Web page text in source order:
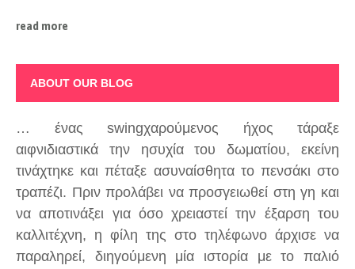
read more
ABOUT OUR BLOG
… ένας swingχαρούμενος ήχος τάραξε
αιφνιδιαστικά την ησυχία του δωματίου, εκείνη
τινάχτηκε και πέταξε ασυναίσθητα το πενσάκι στο
τραπέζι. Πριν προλάβει να προσγειωθεί στη γη και
να αποτινάξει για όσο χρειαστεί την έξαρση του
καλλιτέχνη, η φίλη της στο τηλέφωνο άρχισε να
παραληρεί, διηγούμενη μία ιστορία με το παλιό